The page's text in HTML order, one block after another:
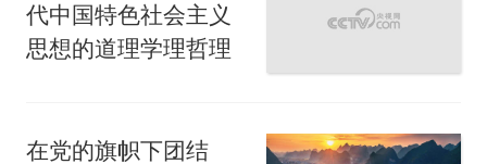
代中国特色社会主义
思想的道理学理哲理
在党的旗帜下团结